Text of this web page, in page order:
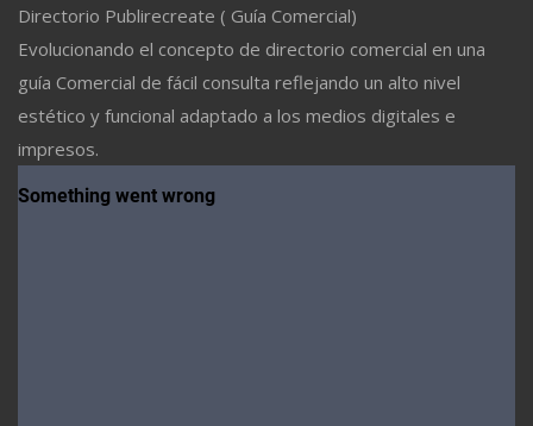
Directorio Publirecreate ( Guía Comercial)
Evolucionando el concepto de directorio comercial en una
guía Comercial de fácil consulta reflejando un alto nivel
estético y funcional adaptado a los medios digitales e
impresos.